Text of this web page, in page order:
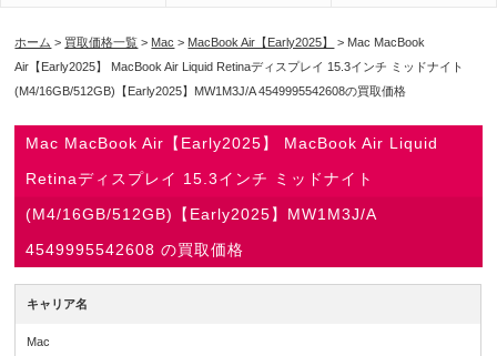
ホーム > 買取価格一覧 > Mac > MacBook Air【Early2025】
> Mac MacBook
Air【Early2025】 MacBook Air Liquid Retinaディスプレイ 15.3インチ ミッドナイト
(M4/16GB/512GB)【Early2025】MW1M3J/A 4549995542608の買取価格
Mac MacBook Air【Early2025】 MacBook Air Liquid
Retinaディスプレイ 15.3インチ ミッドナイト
(M4/16GB/512GB)【Early2025】MW1M3J/A
4549995542608 の買取価格
キャリア名
Mac